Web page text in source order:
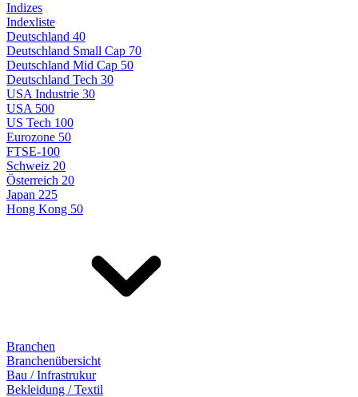
Indizes
Indexliste
Deutschland 40
Deutschland Small Cap 70
Deutschland Mid Cap 50
Deutschland Tech 30
USA Industrie 30
USA 500
US Tech 100
Eurozone 50
FTSE-100
Schweiz 20
Österreich 20
Japan 225
Hong Kong 50
Branchen
Branchenübersicht
Bau / Infrastrukur
Bekleidung / Textil